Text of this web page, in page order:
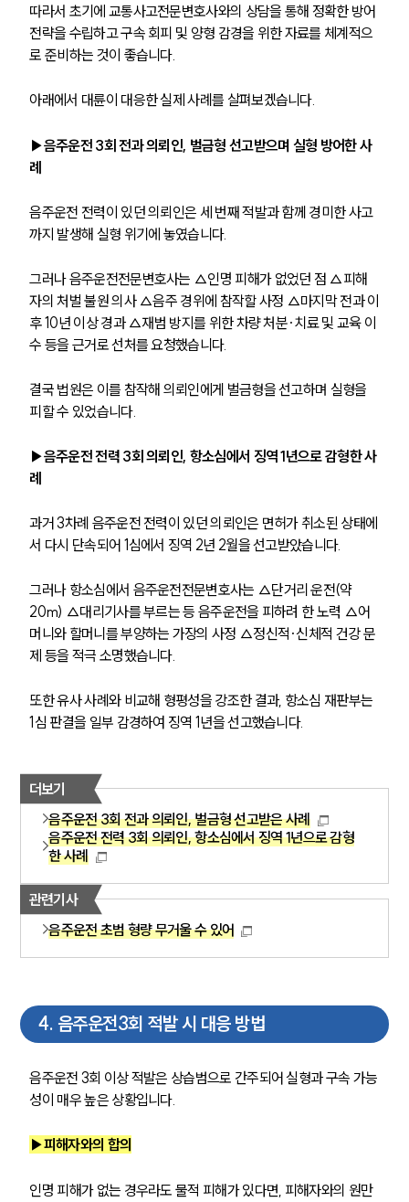
팀소개
오시는 길
고객의 소리
통합검색
주요 업무사례
법률지식인
고객후기
업무분야
따라서 초기에 교통사고전문변호사와의 상담을 통해 정확한 방어
전략을 수립하고 구속 회피 및 양형 감경을 위한 자료를 체계적으
로 준비하는 것이 좋습니다.
아래에서 대륜이 대응한 실제 사례를 살펴보겠습니다.
▶음주운전 3회 전과 의뢰인, 벌금형 선고받으며 실형 방어한 사
례
음주운전 전력이 있던 의뢰인은 세 번째 적발과 함께 경미한 사고
까지 발생해 실형 위기에 놓였습니다.
그러나 음주운전전문변호사는 △인명 피해가 없었던 점 △피해
자의 처벌 불원 의사 △음주 경위에 참작할 사정 △마지막 전과 이
후 10년 이상 경과 △재범 방지를 위한 차량 처분·치료 및 교육 이
수 등을 근거로 선처를 요청했습니다.
결국 법원은 이를 참작해 의뢰인에게 벌금형을 선고하며 실형을
피할 수 있었습니다.
▶음주운전 전력 3회 의뢰인, 항소심에서 징역 1년으로 감형한 사
례
과거 3차례 음주운전 전력이 있던 의뢰인은 면허가 취소된 상태에
서 다시 단속되어 1심에서 징역 2년 2월을 선고받았습니다.
그러나 항소심에서 음주운전전문변호사는 △단거리 운전(약
20m) △대리기사를 부르는 등 음주운전을 피하려 한 노력 △어
머니와 할머니를 부양하는 가장의 사정 △정신적·신체적 건강 문
제 등을 적극 소명했습니다.
또한 유사 사례와 비교해 형평성을 강조한 결과, 항소심 재판부는
1심 판결을 일부 감경하여 징역 1년을 선고했습니다.
더보기
음주운전 3회 전과 의뢰인, 벌금형 선고받은 사례
음주운전 전력 3회 의뢰인, 항소심에서 징역 1년으로 감형
한 사례
관련기사
음주운전 초범 형량 무거울 수 있어
4. 음주운전3회 적발 시 대응 방법
음주운전 3회 이상 적발은 상습범으로 간주되어 실형과 구속 가능
성이 매우 높은 상황입니다.
▶피해자와의 합의
인명 피해가 없는 경우라도 물적 피해가 있다면, 피해자와의 원만